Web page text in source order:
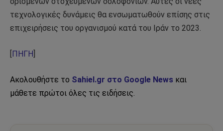
τεχνολογικές δυνάμεις θα ενσωματωθούν επίσης στις
επιχειρήσεις του οργανισμού κατά του Ιράν το 2023.
ΠΗΓΗ
Ακολουθήστε το Sahiel.gr στο Google News και
μάθετε πρώτοι όλες τις ειδήσεις.